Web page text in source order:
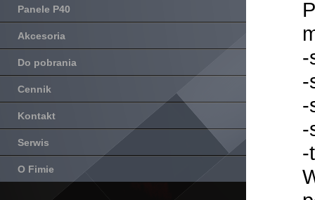
Panele P40
Akcesoria
Do pobrania
Cennik
Kontakt
Serwis
O Fimie
-
-
-
-
-